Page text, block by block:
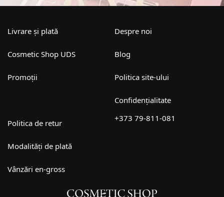
Livrare și plată
Cosmetic Shop UDS
Promoții
Despre noi
Blog
Politica site-ului
Confidențialitate
Politica de retur
Modalități de plată
Vânzări en-gross
+373 79-811-081